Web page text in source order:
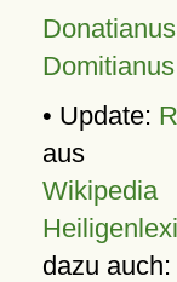
• Update:
aus
dazu auch: